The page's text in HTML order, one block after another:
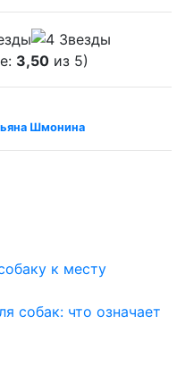
3,50 из 5)
Шмонина
к месту
собак: что означает